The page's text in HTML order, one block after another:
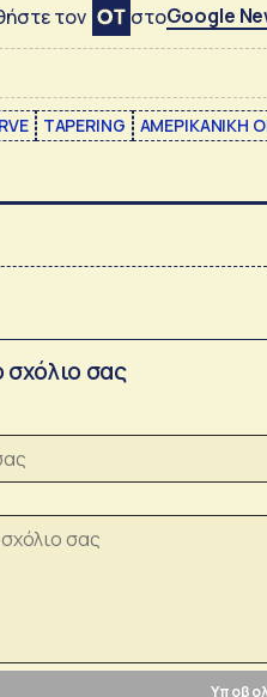
τον στοGoogle
TAPERING ΑΜΕΡΙΚΑΝΙΚΗ
σας